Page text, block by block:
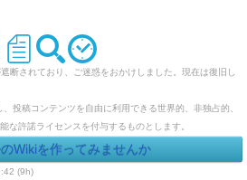
断されており、ご迷惑をおかけしました。現在は復旧し
投稿コンテンツを自由に利用できる世界的、非独占的、
な許諾ライセンスを付与するものとします。
Wikiを作ってみませんか
(9h)